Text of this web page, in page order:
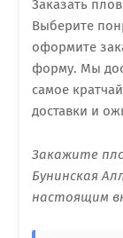
Заказать
Выберите
оформите
форму. Мы
самое
доставки и
Закажите
Бунинская
настоящим